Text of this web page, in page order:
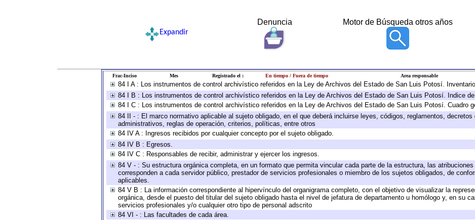
Denuncia Motor de Búsqueda otros años
Expandir
Frac-Inciso Mes Registrado el : En tiempo / Fuera de tiempo Area responsable
84 I A : Los instrumentos de control archivístico referidos en la Ley de Archivos del Estado de San Luis Potosí.
84 I B : Los instrumentos de control archivístico referidos en la Ley de Archivos del Estado de San Luis Potosí. Indice
84 I C : Los instrumentos de control archivístico referidos en la Ley de Archivos del Estado de San Luis Potosí. Cuadro
84 II - : El marco normativo aplicable al sujeto obligado, en el que deberá incluirse leyes, códigos, reglamentos, decretos
administrativos, reglas de operación, criterios, políticas, entre otros
84 IV A : Ingresos recibidos por cualquier concepto por el sujeto obligado.
84 IV B : Egresos.
84 IV C : Responsables de recibir, administrar y ejercer los ingresos.
84 V - : Su estructura orgánica completa, en un formato que permita vincular cada parte de la estructura, las
corresponden a cada servidor público, prestador de servicios profesionales o miembro de los sujetos obligados, de
aplicables.
84 V B : La información correspondiente al hipervínculo del organigrama completo, con el objetivo de visualizar la
orgánica, desde el puesto del titular del sujeto obligado hasta el nivel de jefatura de departamento u homólogo y, en su
servicios profesionales y/o cualquier otro tipo de personal adscrito
84 VI - : Las facultades de cada área.